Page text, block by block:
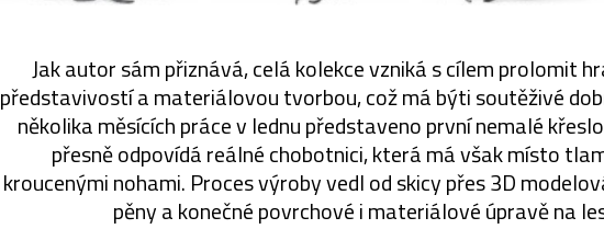
Jak autor sám přiznává, celá kolekce vzniká s cílem prolomit
představivostí a materiálovou tvorbou, což má býti soutěživé
několika měsících práce v lednu představeno první nemalé
přesně odpovídá reálné chobotnici, která má však místo
kroucenými nohami. Proces výroby vedl od skicy přes 3D
pěny a konečné povrchové i materiálové úpravě na